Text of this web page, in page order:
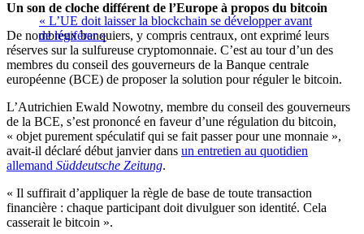
« L’UE doit laisser la blockchain se développer avant
de légiférer »
Un son de cloche différent de l’Europe à propos du bitcoin
De nombreux banquiers, y compris centraux, ont exprimé leurs
réserves sur la sulfureuse cryptomonnaie. C’est au tour d’un des
membres du conseil des gouverneurs de la Banque centrale
européenne (BCE) de proposer la solution pour réguler le bitcoin.
L’Autrichien Ewald Nowotny, membre du conseil des gouverneurs
de la BCE, s’est prononcé en faveur d’une régulation du bitcoin,
« objet purement spéculatif qui se fait passer pour une monnaie »,
avait-il déclaré début janvier dans un entretien au quotidien
allemand Süddeutsche Zeitung.
« Il suffirait d’appliquer la règle de base de toute transaction
financière : chaque participant doit divulguer son identité. Cela
casserait le bitcoin ».